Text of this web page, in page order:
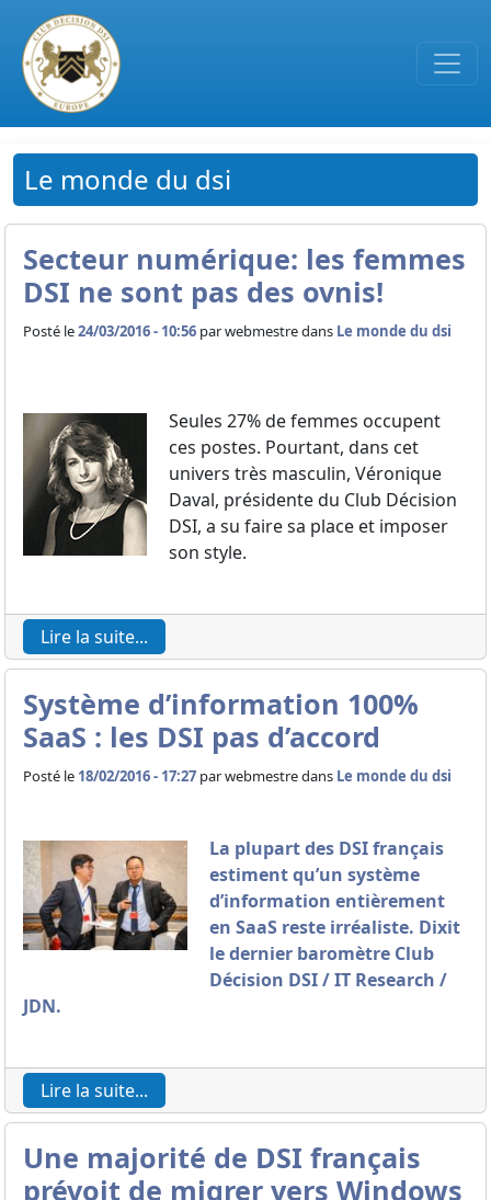
Passer au contenu principal
Le monde du dsi
Secteur numérique: les femmes
DSI ne sont pas des ovnis!
Posté le24/03/2016 - 10:56 parwebmestre dans Le monde du dsi
Seules 27% de femmes occupent
ces postes. Pourtant, dans cet
univers très masculin, Véronique
Daval, présidente du Club Décision
DSI, a su faire sa place et imposer
son style.
Lire la suite...
Système d’information 100%
SaaS : les DSI pas d’accord
Posté le 18/02/2016 - 17:27 parwebmestre dans Le monde du dsi
La plupart des DSI français
estiment qu’un système
d’information entièrement
en SaaS reste irréaliste. Dixit
le dernier baromètre Club
Décision DSI / IT Research /
JDN.
Lire la suite...
Une majorité de DSI français
prévoit de migrer vers Windows